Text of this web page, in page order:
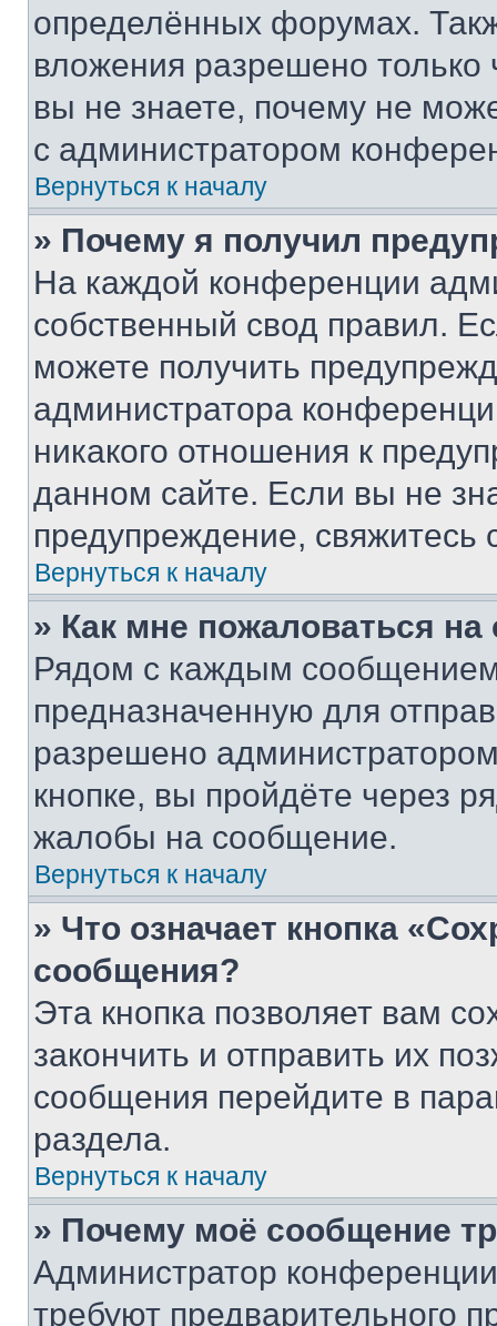
определённых форумах.
вложения разрешено
вы не знаете, почему не
с администратором
Вернуться к началу
» Почему я получил
На каждой конференции
собственный свод правил.
можете получить
администратора
никакого отношения к
данном сайте. Если вы не
предупреждение,
Вернуться к началу
» Как мне пожаловаться
Рядом с каждым сообщением
предназначенную для
разрешено
кнопке, вы пройдёте через
жалобы на сообщение.
Вернуться к началу
» Что означает кнопка
сообщения?
Эта кнопка позволяет вам
закончить и отправить их
сообщения перейдите в
раздела.
Вернуться к началу
» Почему моё сообщение
Администратор
требуют предварительного